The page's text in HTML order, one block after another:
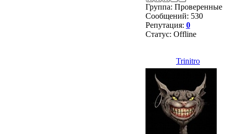
Группа: Проверенные
Сообщений: 530
Репутация: 0
Статус: Offline
Trinitro